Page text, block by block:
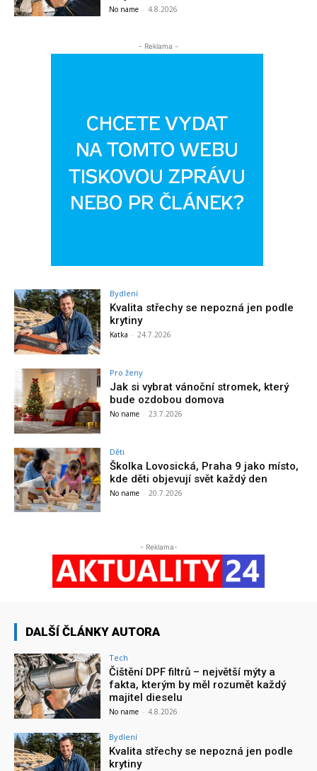
No name - 4.8.2026
- Reklama -
Bydlení
Kvalita střechy se nepozná jen podle
krytiny
Katka - 24.7.2026
Pro ženy
Jak si vybrat vánoční stromek, který
bude ozdobou domova
No name - 23.7.2026
Děti
Školka Lovosická, Praha 9 jako místo,
kde děti objevují svět každý den
No name - 20.7.2026
- Reklama-
DALŠÍ ČLÁNKY AUTORA
Tech
Čištění DPF filtrů – největší mýty a
fakta, kterým by měl rozumět každý
majitel dieselu
No name - 4.8.2026
Bydlení
Kvalita střechy se nepozná jen podle
krytiny